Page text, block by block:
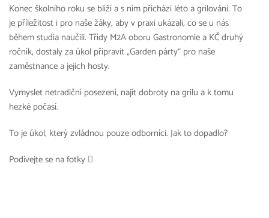
Konec školního roku se blíží a s ním přichází léto a grilování. To
je příležitost i pro naše žáky, aby v praxi ukázali, co se u nás
během studia naučili. Třídy M2A oboru Gastronomie a KČ druhý
ročník, dostaly za úkol připravit „Garden párty“ pro naše
zaměstnance a jejich hosty.
Vymyslet netradiční posezení, najít dobroty na grilu a k tomu
hezké počasí.
To je úkol, který zvládnou pouze odborníci. Jak to dopadlo?
Podívejte se na fotky 